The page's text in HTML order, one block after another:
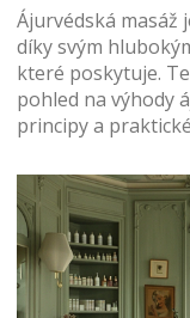
Ájurvédská masáž
díky svým
které poskytuje.
pohled na výhody
principy a
také jak mohou
zdraví a pohodu.